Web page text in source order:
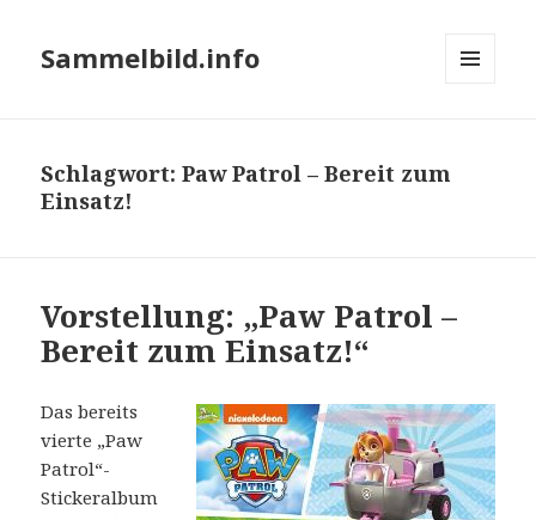
Sammelbild.info
Schlagwort:Paw Patrol – Bereit zum
Einsatz!
Vorstellung: „Paw Patrol –
Bereit zum Einsatz!“
Das bereits
vierte „Paw
Patrol“-
Stickeralbum